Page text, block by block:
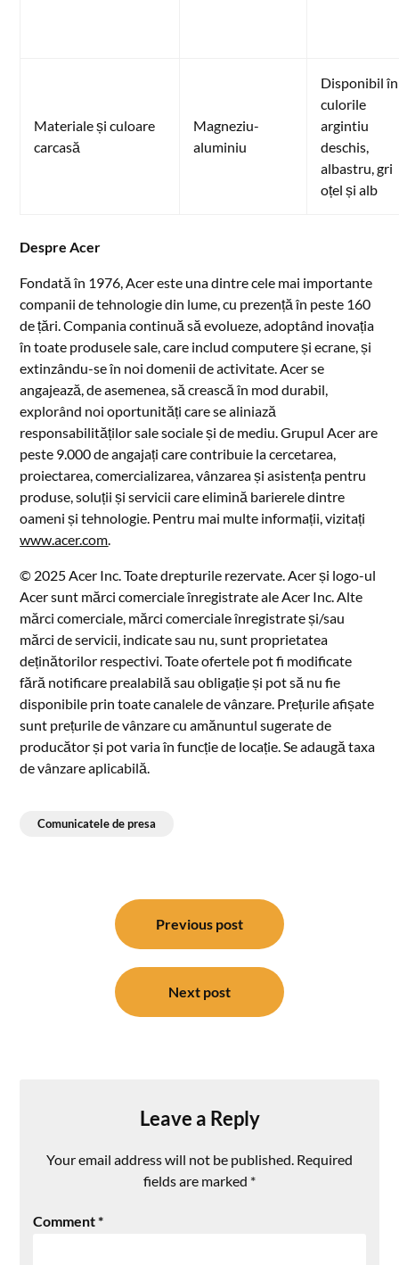
Materiale și culoare
carcasă
Magneziu-
aluminiu
Disponibil în
culorile
argintiu
deschis,
albastru, gri
oțel și alb
Despre Acer
Fondată în 1976, Acer este una dintre cele mai importante
companii de tehnologie din lume, cu prezență în peste 160
de țări. Compania continuă să evolueze, adoptând inovația
în toate produsele sale, care includ computere și ecrane, și
extinzându-se în noi domenii de activitate. Acer se
angajează, de asemenea, să crească în mod durabil,
explorând noi oportunități care se aliniază
responsabilităților sale sociale și de mediu. Grupul Acer are
peste 9.000 de angajați care contribuie la cercetarea,
proiectarea, comercializarea, vânzarea și asistența pentru
produse, soluții și servicii care elimină barierele dintre
oameni și tehnologie. Pentru mai multe informații, vizitați
www.acer.com.
© 2025 Acer Inc. Toate drepturile rezervate. Acer și logo-ul
Acer sunt mărci comerciale înregistrate ale Acer Inc. Alte
mărci comerciale, mărci comerciale înregistrate și/sau
mărci de servicii, indicate sau nu, sunt proprietatea
deținătorilor respectivi. Toate ofertele pot fi modificate
fără notificare prealabilă sau obligație și pot să nu fie
disponibile prin toate canalele de vânzare. Prețurile afișate
sunt prețurile de vânzare cu amănuntul sugerate de
producător și pot varia în funcție de locație. Se adaugă taxa
de vânzare aplicabilă.
Comunicatele de presa
Previous post
Next post
Leave a Reply
Your email address will not be published. Required
fields are marked *
Comment*